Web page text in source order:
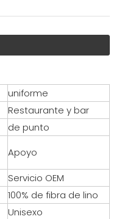
uniforme
Restaurante y bar
de punto
Apoyo
Servicio OEM
100% de fibra de lino
Unisexo